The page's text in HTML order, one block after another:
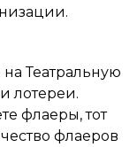
Театральную
лотереи.
флаеры, тот
флаеров